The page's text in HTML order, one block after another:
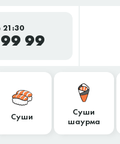
21:30
99
Суши
Суши
шаурма